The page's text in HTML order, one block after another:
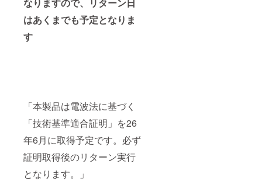
はあくまでも予定となりま
す
「本製品は電波法に基づく
「技術基準適合証明」を26
年6月に取得予定です。必ず
証明取得後のリターン実行
となります。」